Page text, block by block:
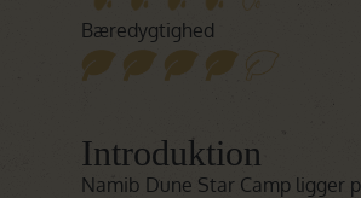
Bæredygtighed
Introduktion
Namib Dune Star Camp ligger